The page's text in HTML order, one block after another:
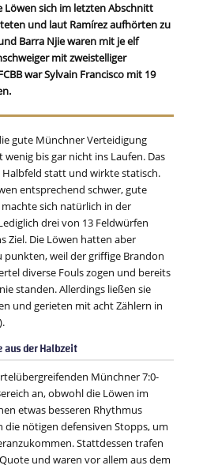
Löwen sich im letzten Abschnitt
und laut Ramírez aufhörten zu
Barra Njie waren mit je elf
mit zweistelliger
war Sylvain Francisco mit 19
gute Münchner Verteidigung
bis gar nicht ins Laufen. Das
statt und wirkte statisch.
entsprechend schwer, gute
sich natürlich in der
drei von 13 Feldwürfen
Ziel. Die Löwen hatten aber
weil der griffige Brandon
diverse Fouls zogen und bereits
standen. Allerdings ließen sie
und gerieten mit acht Zählern in
aus der Halbzeit
Münchner 7:0-
an, obwohl die Löwen im
etwas besseren Rhythmus
die nötigen defensiven Stopps, um
Stattdessen trafen
und waren vor allem aus dem